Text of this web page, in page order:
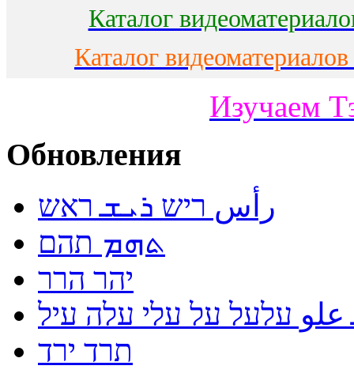
Каталог
Каталог
Изучаем
Обновления
رأس ריש ܪܝܫ ראש
ܬܗܡ תהם
יהר הרר
עלעל על עלי עלה עיל
תרד ירד